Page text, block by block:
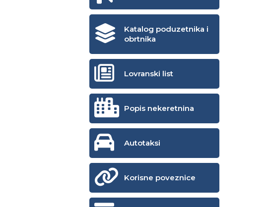
Katalog poduzetnika i
obrtnika
Lovranski list
Popis nekeretnina
Autotaksi
Korisne poveznice